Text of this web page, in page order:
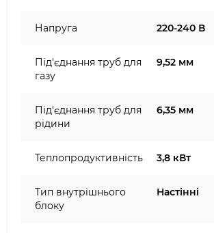
Напруга 220-240 В
Під'єднання труб для
газу
9,52 мм
Під'єднання труб для
рідини
6,35 мм
Теплопродуктивність 3,8 кВт
Тип внутрішнього
блоку
Настінні